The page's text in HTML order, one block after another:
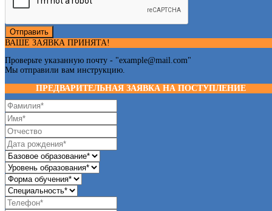
Отправить
ВАШЕ ЗАЯВКА ПРИНЯТА!
Проверьте указанную почту - "example@mail.com"
Мы отправили вам инструкцию.
ПРЕДВАРИТЕЛЬНАЯ ЗАЯВКА НА ПОСТУПЛЕНИЕ